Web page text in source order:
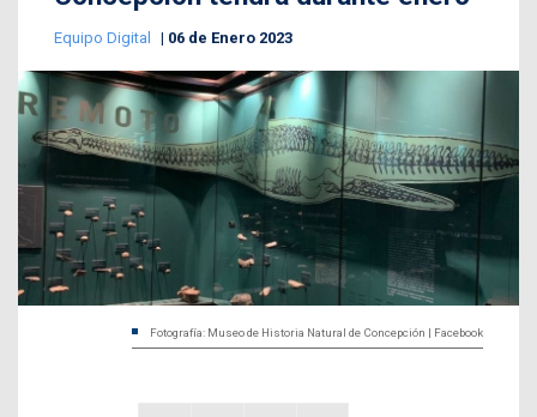
Equipo Digital 06 de Enero 2023
Fotografía: Museo de Historia Natural de Concepción | Facebook